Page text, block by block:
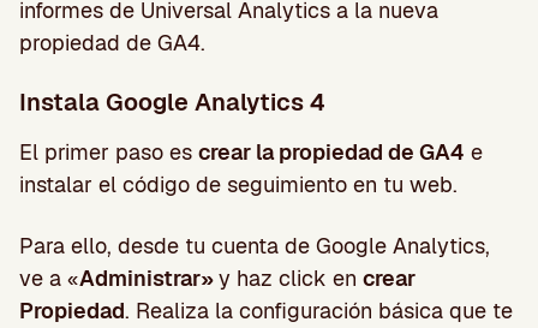
informes de Universal Analytics a la nueva
propiedad de GA4.
Instala Google Analytics 4
El primer paso es crear la propiedad de GA4 e
instalar el código de seguimiento en tu web.
Para ello, desde tu cuenta de Google Analytics,
ve a «Administrar»y haz click en crear
Propiedad. Realiza la configuración básica que te